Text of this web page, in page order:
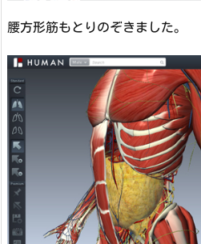
腰方形筋もとりのぞきました。